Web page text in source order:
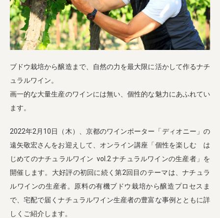
ブドウ栽培から醸造まで、自然の力を最大限に活かして作るナチ
ュラルワイン。
画一的な大量生産のワインには無い、個性的な魅力にあふれてい
ます。
2022年2月10日（木）、京都のワインポーター「ディオニー」の
遠矢敬宏さんをお迎えして、オンライン講座「個性を楽しむ は
じめてのナチュラルワイン vol.2 ナチュラルワインの生産者」を
開催します。大好評の初回に続く第2回目のテーマは、ナチュラ
ルワインの生産者。原料の有機ブドウ栽培から醸造プロセスま
で、宅配で届くナチュラルワイン生産者の豊富な事例とともに詳
しくご紹介します。